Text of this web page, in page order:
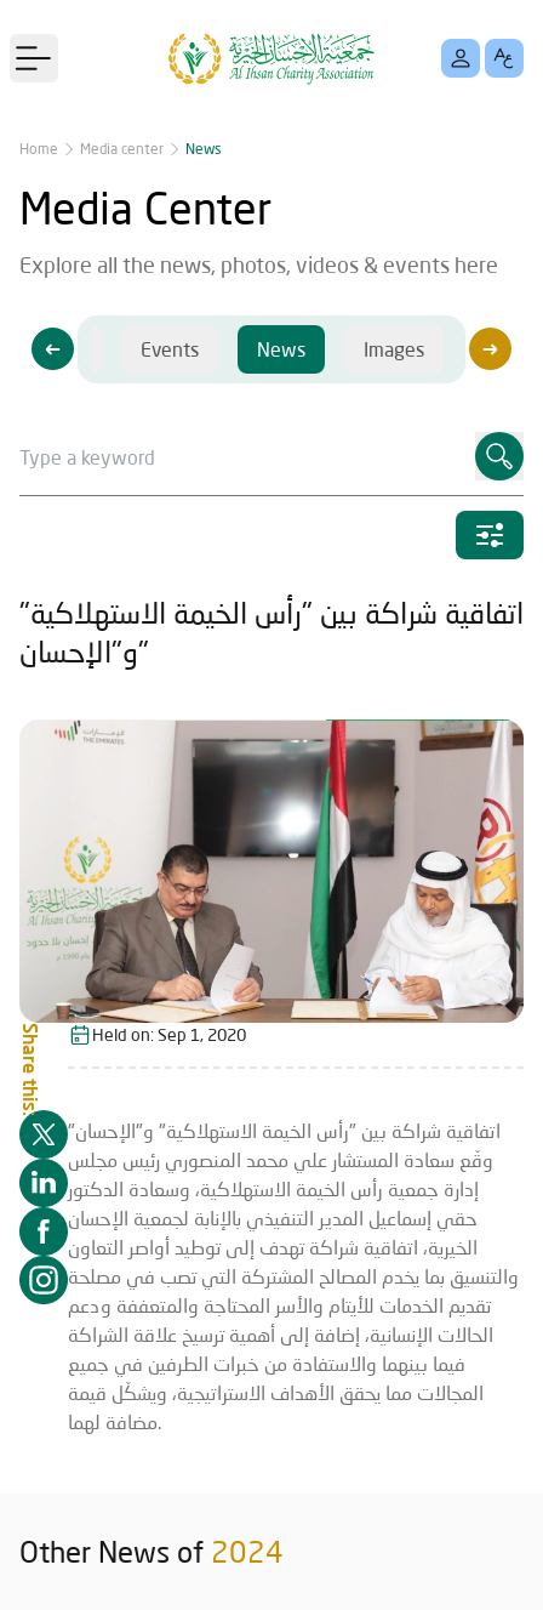
Open main menu
Home Media center News
Media Center
Explore all the news, photos, videos & events here
Videos Events News Images Videos
اتفاقية شراكة بين "رأس الخيمة الاستهلاكية"
و"الإحسان"
Share this: Held on:Sep 1, 2020
اتفاقية شراكة بين "رأس الخيمة الاستهلاكية" و"الإحسان"
وقّع سعادة المستشار علي محمد المنصوري رئيس مجلس
إدارة جمعية رأس الخيمة الاستهلاكية، وسعادة الدكتور
حقي إسماعيل المدير التنفيذي بالإنابة لجمعية الإحسان
الخيرية، اتفاقية شراكة تهدف إلى توطيد أواصر التعاون
والتنسيق بما يخدم المصالح المشتركة التي تصب في مصلحة
تقديم الخدمات للأيتام والأسر المحتاجة والمتعففة ودعم
الحالات الإنسانية، إضافة إلى أهمية ترسيخ علاقة الشراكة
فيما بينهما والاستفادة من خبرات الطرفين في جميع
المجالات مما يحقق الأهداف الاستراتيجية، ويشكّل قيمة
مضافة لهما.
Other News of 2024